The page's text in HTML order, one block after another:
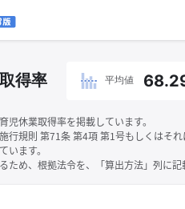
得率 平均値
休業取得率を掲載しています。
行規則 第71条 第4項 第1号もしくはそ
います。
ため、根拠法令を、「算出方法」列に